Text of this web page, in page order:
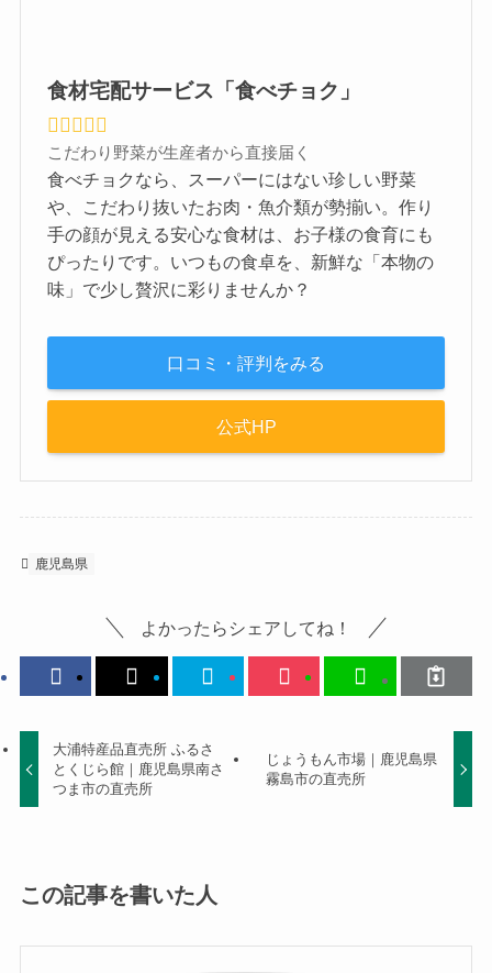
食材宅配サービス「食べチョク」
こだわり野菜が生産者から直接届く
食べチョクなら、スーパーにはない珍しい野菜
や、こだわり抜いたお肉・魚介類が勢揃い。作り
手の顔が見える安心な食材は、お子様の食育にも
ぴったりです。いつもの食卓を、新鮮な「本物の
味」で少し贅沢に彩りませんか？
口コミ・評判をみる
公式HP
鹿児島県
よかったらシェアしてね！
大浦特産品直売所 ふるさ
とくじら館｜鹿児島県南さ
つま市の直売所
じょうもん市場｜鹿児島県
霧島市の直売所
この記事を書いた人